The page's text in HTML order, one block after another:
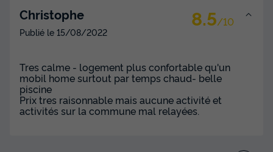
Christophe 8.5/10
Publié le 15/08/2022
Tres calme - logement plus confortable qu'un
mobil home surtout par temps chaud- belle
piscine
Prix tres raisonnable mais aucune activité et
activités sur la commune mal relayées.